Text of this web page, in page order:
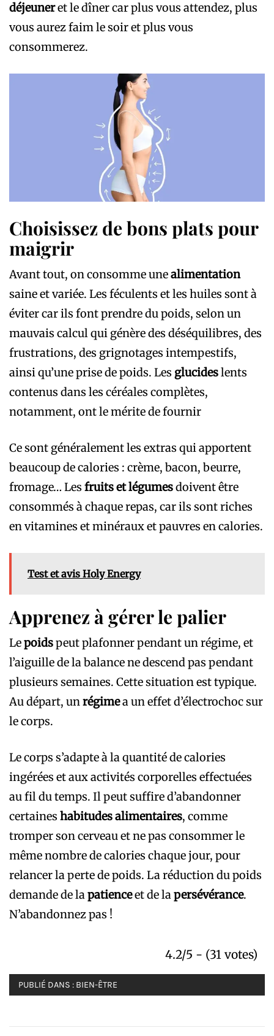
déjeuneret le dîner car plus vous attendez, plus
vous aurez faim le soir et plus vous
consommerez.
Choisissez de bons plats pour
maigrir
Avant tout, on consomme unealimentation
saine et variée. Les féculents et les huiles sont à
éviter car ils font prendre du poids, selon un
mauvais calcul qui génère des déséquilibres, des
frustrations, des grignotages intempestifs,
ainsi qu’une prise de poids. Les glucideslents
contenus dans les céréales complètes,
notamment, ont le mérite de fournir
Ce sont généralement les extras qui apportent
beaucoup de calories : crème, bacon, beurre,
fromage… Les fruits et légumesdoivent être
consommés à chaque repas, car ils sont riches
en vitamines et minéraux et pauvres en calories.
Test et avis Holy Energy
Apprenez à gérer le palier
Lepoidspeut plafonner pendant un régime, et
l’aiguille de la balance ne descend pas pendant
plusieurs semaines. Cette situation est typique.
Au départ, unrégimea un effet d’électrochoc sur
le corps.
Le corps s’adapte à la quantité de calories
ingérées et aux activités corporelles effectuées
au fil du temps. Il peut suffire d’abandonner
certaines habitudes alimentaires, comme
tromper son cerveau et ne pas consommer le
même nombre de calories chaque jour, pour
relancer la perte de poids. La réduction du poids
demande de lapatienceet de lapersévérance.
N’abandonnez pas !
4.2/5 - (31 votes)
PUBLIÉ DANS : BIEN-ÊTRE